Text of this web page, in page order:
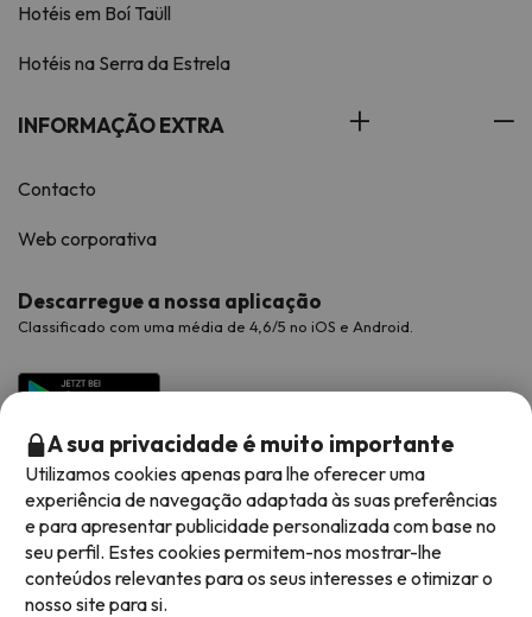
Hotéis em Boí Taüll
Hotéis na Serra da Estrela
INFORMAÇÃO EXTRA
Contacto
Web corporativa
Descarregue a nossa aplicação
Classificado com uma média de 4,6/5 no iOS e Android.
Métodos de pagamento disponíveis
A sua privacidade é muito importante
Utilizamos cookies apenas para lhe oferecer uma
experiência de navegação adaptada às suas preferências
e para apresentar publicidade personalizada com base no
seu perfil. Estes cookies permitem-nos mostrar-lhe
conteúdos relevantes para os seus interesses e otimizar o
nosso site para si.